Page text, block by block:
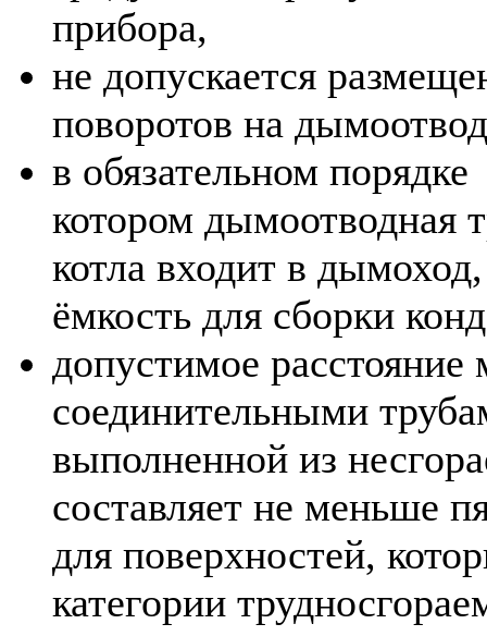
прибора,
не допускается
поворотов на
в обязательном
котором дымоотводная
котла входит в
ёмкость для сборки
допустимое расстояние
соединительными
выполненной из
составляет не меньше
для поверхностей,
категории